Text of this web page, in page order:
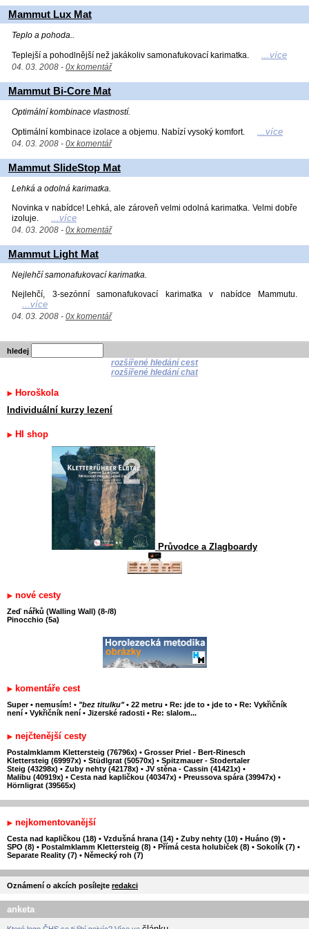
Mammut Lux Mat
Teplo a pohoda..
Teplejší a pohodlnější než jakákoliv samonafukovací karimatka. ...více
04. 03. 2008 - 0x komentář
Mammut Bi-Core Mat
Optimální kombinace vlastností.
Optimální kombinace izolace a objemu. Nabízí vysoký komfort. ...více
04. 03. 2008 - 0x komentář
Mammut SlideStop Mat
Lehká a odolná karimatka.
Novinka v nabídce! Lehká, ale zároveň velmi odolná karimatka. Velmi dobře
izoluje.
...více
04. 03. 2008 - 0x komentář
Mammut Light Mat
Nejlehčí samonafukovací karimatka.
Nejlehčí, 3-sezónní samonafukovací karimatka v nabídce Mammutu.
...více
04. 03. 2008 - 0x komentář
hledej
rozšířené hledání cest
rozšířené hledání chat
Horoškola
Individuální kurzy lezení
HI shop
Průvodce a Zlagboardy
nové cesty
Zeď nářků (Walling Wall) (8-/8)
Pinocchio (5a)
komentáře cest
Super • nemusím! • "bez titulku" • 22 metru • Re: jde to • jde to • Re: Vykřičník
není • Vykřičník není • Jizerské radosti • Re: slalom...
nejčtenější cesty
Postalmklamm Klettersteig (76796x) • Grosser Priel - Bert-Rinesch
Klettersteig (69997x) • Stüdlgrat (50570x) • Spitzmauer - Stodertaler
Steig (43298x) • Zuby nehty (42178x) • JV stěna - Cassin (41421x) •
Malibu (40919x) • Cesta nad kapličkou (40347x) • Preussova spára (39947x) •
Hörnligrat (39565x)
nejkomentovanější
Cesta nad kapličkou (18) • Vzdušná hrana (14) • Zuby nehty (10) • Huáno (9) •
SPO (8) • Postalmklamm Klettersteig (8) • Přímá cesta holubiček (8) • Sokolík (7) •
Separate Reality (7) • Německý roh (7)
Oznámení o akcích posílejte redakci
anketa